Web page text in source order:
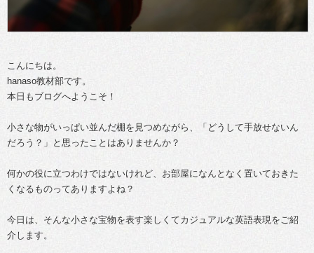
こんにちは。
hanaso教材部です。
本日もブログへようこそ！
小さな物がいっぱい並んだ棚を見つめながら、「どうして手放せないん
だろう？」と思ったことはありませんか？
何かの役に立つわけではないけれど、お部屋になんとなく置いておきた
くなるものってありますよね？
今日は、そんな小さな宝物を表す楽しくてカジュアルな英語表現をご紹
介します。